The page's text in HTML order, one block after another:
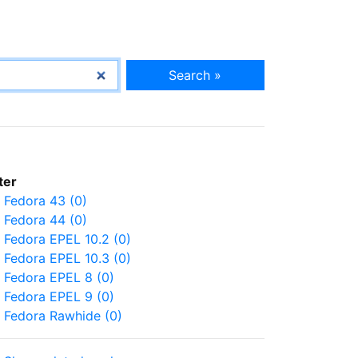
Search »
Fedora 43 (0)
Fedora 44 (0)
Fedora EPEL 10.2 (0)
Fedora EPEL 10.3 (0)
Fedora EPEL 8 (0)
Fedora EPEL 9 (0)
Fedora Rawhide (0)